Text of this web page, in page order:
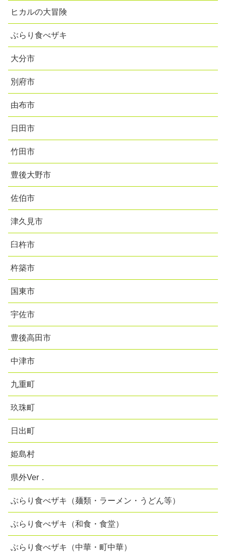
ヒカルの大冒険
ぶらり食べザキ
大分市
別府市
由布市
日田市
竹田市
豊後大野市
佐伯市
津久見市
臼杵市
杵築市
国東市
宇佐市
豊後高田市
中津市
九重町
玖珠町
日出町
姫島村
県外Ver．
ぶらり食べザキ（麺類・ラーメン・うどん等）
ぶらり食べザキ（和食・食堂）
ぶらり食べザキ（中華・町中華）